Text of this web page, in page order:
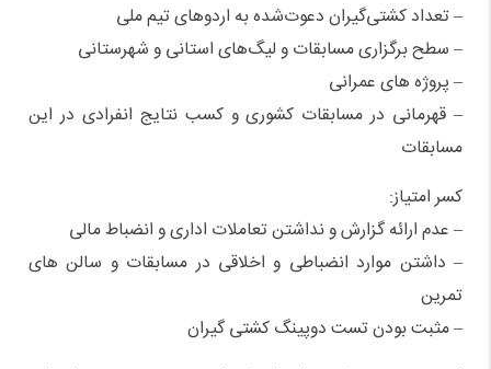
– تعداد کشتی‌گیران دعوت‌شده به اردوهای تیم ملی
– سطح برگزاری مسابقات و لیگ‌های استانی و شهرستانی
– پروژه های عمرانی
– قهرمانی در مسابقات کشوری و کسب نتایج انفرادی در این
مسابقات
کسر امتیاز:
– عدم ارائه گزارش و نداشتن تعاملات اداری و انضباط مالی
– داشتن موارد انضباطی و اخلاقی در مسابقات و سالن های
تمرین
– مثبت بودن تست دوپینگ کشتی گیران